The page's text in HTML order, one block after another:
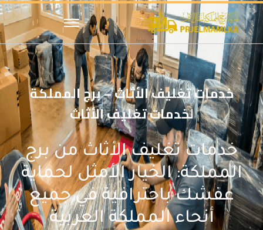
خدمات تغليف الأثاث – برج المملكة
لخدمات تغليف الأثاث
خدمات تغليف الأثاث من برج
المملكة: الخيار الأمثل لحماية
عفشك باحترافية في جميع
أنحاء المملكة العربية